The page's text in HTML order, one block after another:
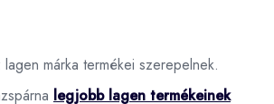
lagen márka termékei szerepelnek.
legjobb lagen termékeinek